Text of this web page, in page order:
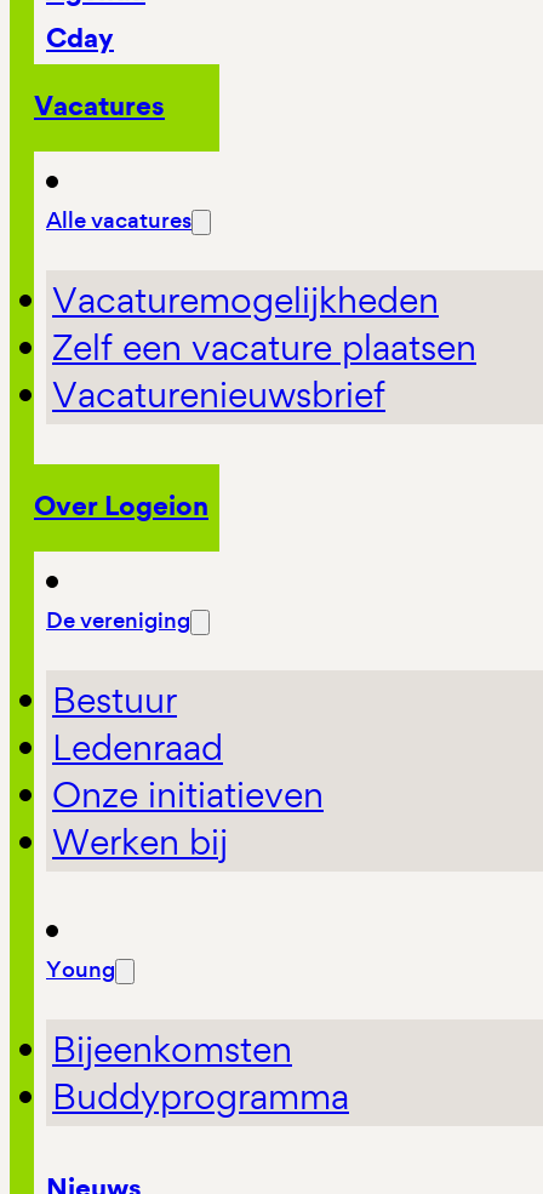
Cday
Vacatures
Alle vacatures
Vacaturemogelijkheden
Zelf een vacature plaatsen
Vacaturenieuwsbrief
Over Logeion
De vereniging
Bestuur
Ledenraad
Onze initiatieven
Werken bij
Young
Bijeenkomsten
Buddyprogramma